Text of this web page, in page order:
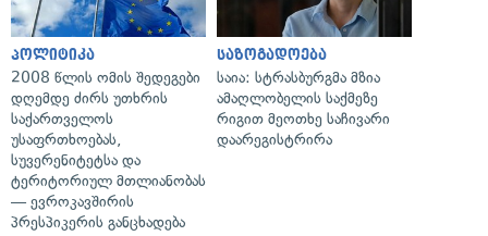
პოლიტიკა
2008 წლის ომის შედეგები
დღემდე ძირს უთხრის
საქართველოს
უსაფრთხოებას,
სუვერენიტეტსა და
ტერიტორიულ მთლიანობას
— ევროკავშირის
პრესპიკერის განცხადება
საზოგადოება
საია: სტრასბურგმა მზია
ამაღლობელის საქმეზე
რიგით მეოთხე საჩივარი
დაარეგისტრირა